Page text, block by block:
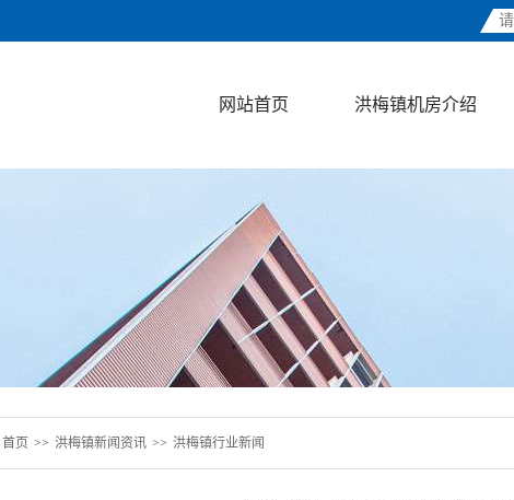
网站首页 洪梅镇机房介绍
首页 >> 洪梅镇新闻资讯 >> 洪梅镇行业新闻